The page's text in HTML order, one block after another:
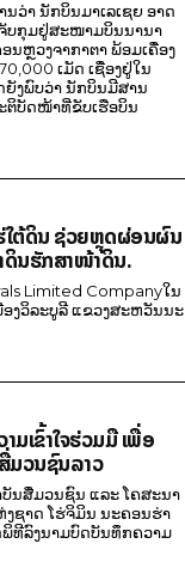
ນວ່າ ນັກບິນມາເລເຊຍ ອາດ
ບກຸມຢູ່ສະໜາມບິນນານາ
ນຫຼວງຈາກາຕາ ພ້ອມເຄື່ອງ
ເມັດ ເຊື່ອງຢູ່ໃນ
ຍັງພົບວ່າ ນັກບິນມີສານ
ຕິບັດໜ້າທີ່ຂັບເຮືອບິນ
ໃຕ້ດິນ ຊ່ວຍຫຼຸດຜ່ອນຜົນ
ນຮັກສາໜ້າດິນ.
Limited Companyໃນ
ງວິລະບູລີ ແຂວງສະຫວັນນະ
ເຂົ້າໃຈຮ່ວມມື ເພື່ອ
ມວນຊົນລາວ
ນສື່ມວນຊົນ ແລະ ໂຄສະນາ
ຊາດ ໂຮ່ຈິມິນ ນະຄອນຮ່າ
ທີລົງນາມບົດບັນທຶກຄວາມ